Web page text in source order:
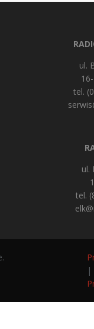
ul.
tel.
ul.
tel.
|